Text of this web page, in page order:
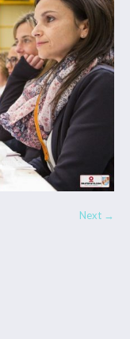
Next →